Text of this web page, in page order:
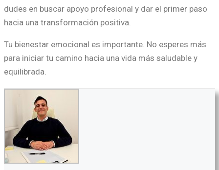
dudes en buscar apoyo profesional y dar el primer paso
hacia una transformación positiva.
Tu bienestar emocional es importante. No esperes más
para iniciar tu camino hacia una vida más saludable y
equilibrada.